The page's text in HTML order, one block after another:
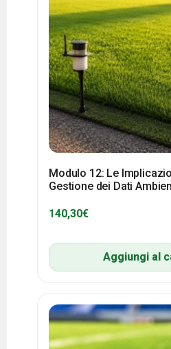
Modulo 12: Le
Gestione dei Dati
140,30€
Aggiungi al